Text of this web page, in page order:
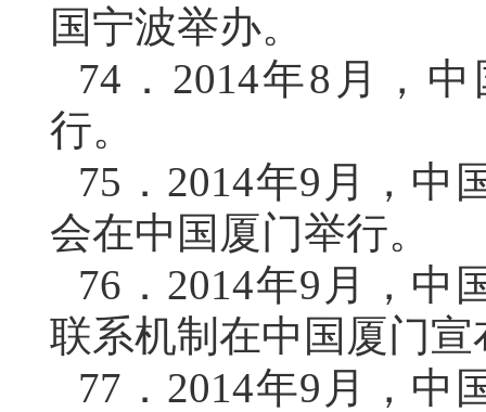
国宁波举办。
74． 2014年8月，
行。
75． 2014年9月，中
会在中国厦门举行。
76． 2014年9月，中
联系机制在中国厦门宣
77． 2014年9月，中